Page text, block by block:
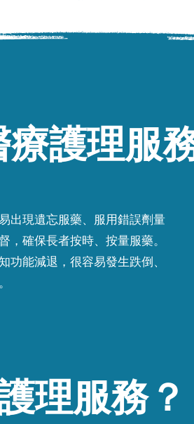
護理服
出現遺忘服藥、服用錯誤劑量
，確保長者按時、按量服藥。
功能減退，很容易發生跌倒、
理服務？